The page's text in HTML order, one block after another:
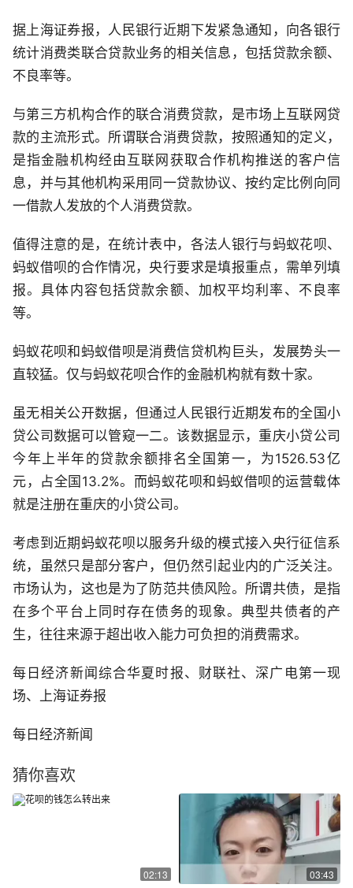
据上海证券报，人民银行近期下发紧急通知，向各银行
统计消费类联合贷款业务的相关信息，包括贷款余额、
不良率等。
与第三方机构合作的联合消费贷款，是市场上互联网贷
款的主流形式。所谓联合消费贷款，按照通知的定义，
是指金融机构经由互联网获取合作机构推送的客户信
息，并与其他机构采用同一贷款协议、按约定比例向同
一借款人发放的个人消费贷款。
值得注意的是，在统计表中，各法人银行与蚂蚁花呗、
蚂蚁借呗的合作情况，央行要求是填报重点，需单列填
报。具体内容包括贷款余额、加权平均利率、不良率
等。
蚂蚁花呗和蚂蚁借呗是消费信贷机构巨头，发展势头一
直较猛。仅与蚂蚁花呗合作的金融机构就有数十家。
虽无相关公开数据，但通过人民银行近期发布的全国小
贷公司数据可以管窥一二。该数据显示，重庆小贷公司
今年上半年的贷款余额排名全国第一，为1526.53亿
元，占全国13.2%。而蚂蚁花呗和蚂蚁借呗的运营载体
就是注册在重庆的小贷公司。
考虑到近期蚂蚁花呗以服务升级的模式接入央行征信系
统，虽然只是部分客户，但仍然引起业内的广泛关注。
市场认为，这也是为了防范共债风险。所谓共债，是指
在多个平台上同时存在债务的现象。典型共债者的产
生，往往来源于超出收入能力可负担的消费需求。
每日经济新闻综合华夏时报、财联社、深广电第一现
场、上海证券报
每日经济新闻
猜你喜欢
02:13 03:43